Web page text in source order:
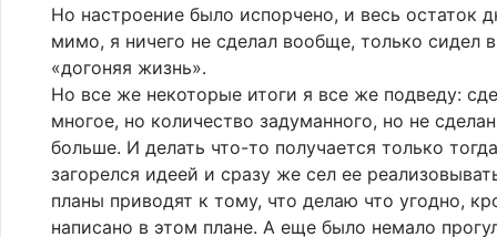
Но настроение было испорчено, и весь остаток
мимо, я ничего не сделал вообще, только сидел
«догоняя жизнь».
Но все же некоторые итоги я все же подведу:
многое, но количество задуманного, но не
больше. И делать что-то получается только
загорелся идеей и сразу же сел ее
планы приводят к тому, что делаю что угодно,
написано в этом плане. А еще было немало